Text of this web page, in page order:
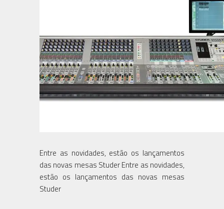
Entre as novidades, estão os lançamentos
das novas mesas Studer Entre as novidades,
estão os lançamentos das novas mesas
Studer